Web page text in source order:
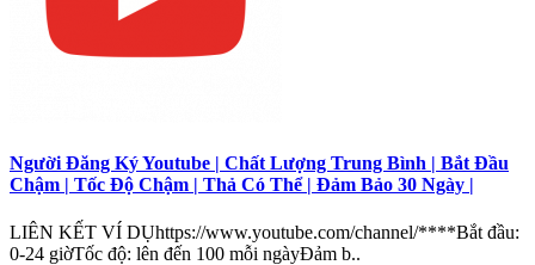
Người Đăng Ký Youtube | Chất Lượng Trung Bình | Bắt Đầu
Chậm | Tốc Độ Chậm | Thả Có Thể | Đảm Bảo 30 Ngày |
LIÊN KẾT VÍ DỤhttps://www.youtube.com/channel/****Bắt đầu:
0-24 giờTốc độ: lên đến 100 mỗi ngàyĐảm b..